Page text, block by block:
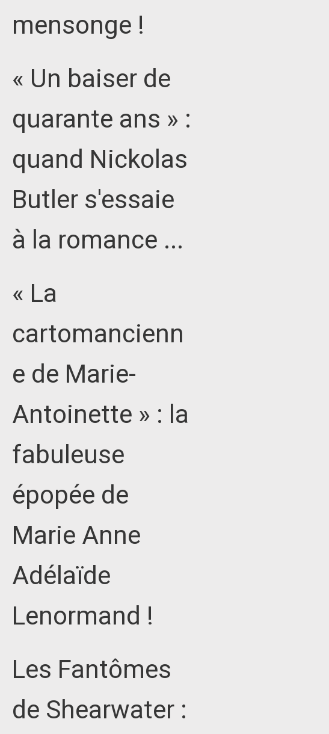
mensonge !
« Un baiser de
quarante ans » :
quand Nickolas
Butler s'essaie
à la romance ...
« La
cartomancienn
e de Marie-
Antoinette » : la
fabuleuse
épopée de
Marie Anne
Adélaïde
Lenormand !
Les Fantômes
de Shearwater :